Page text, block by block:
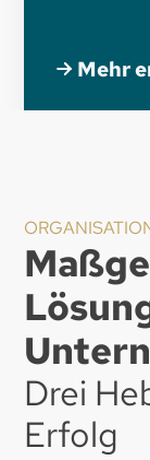
Mehr
Drei
Erfolg